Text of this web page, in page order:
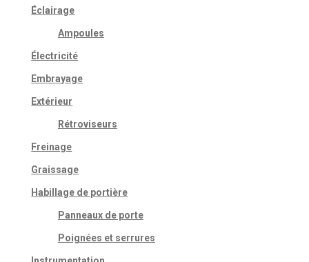
Éclairage
Ampoules
Électricité
Embrayage
Extérieur
Rétroviseurs
Freinage
Graissage
Habillage de portière
Panneaux de porte
Poignées et serrures